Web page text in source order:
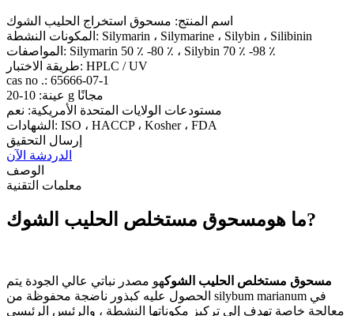
اسم المنتج: مسحوق استخراج الحليب الشوك
المكونات النشطة: Silymarin ، Silymarine ، Silybin ، Silibinin
المواصفات: Silymarin 50 ٪ -80 ٪ ، Silybin 70 ٪ -98 ٪
طريقة الاختبار: HPLC / UV
cas no .: 65666-07-1
عينة: 10-20 g مجانًا
مستودعات الولايات المتحدة الأمريكية: نعم
الشهادات: ISO ، HACCP ، Kosher ، FDA
إرسال التحقيق
الدردشة الآن
الوصف
معلمات التقنية
ما هومسحوق مستخلص الحليب الشوك ?
مسحوق مستخلص الحليب الشوكهو مصدر نباتي عالي الجودة يتم
الحصول عليه كبذور ناضجة محفوظة من silybum marianum في
معالجة خاصة تهدف إلى تركيز مكوناتها النشطة ، والرئيس الرئيسي